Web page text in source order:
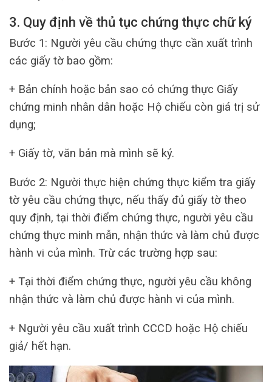
3. Quy định về thủ tục chứng thực chữ ký
Bước 1: Người yêu cầu chứng thực cần xuất trình
các giấy tờ bao gồm:
+ Bản chính hoặc bản sao có chứng thực Giấy
chứng minh nhân dân hoặc Hộ chiếu còn giá trị sử
dụng;
+ Giấy tờ, văn bản mà mình sẽ ký.
Bước 2: Người thực hiện chứng thực kiểm tra giấy
tờ yêu cầu chứng thực, nếu thấy đủ giấy tờ theo
quy định, tại thời điểm chứng thực, người yêu cầu
chứng thực minh mẫn, nhận thức và làm chủ được
hành vi của mình. Trừ các trường hợp sau:
+ Tại thời điểm chứng thực, người yêu cầu không
nhận thức và làm chủ được hành vi của mình.
+ Người yêu cầu xuất trình CCCD hoặc Hộ chiếu
giả/ hết hạn.